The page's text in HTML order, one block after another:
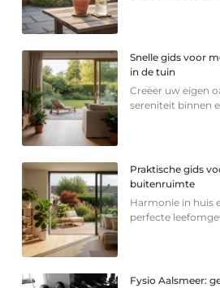
Snelle gids voor
in de tuin
Creëer uw eigen
sereniteit binnen
Praktische gids
buitenruimte
Harmonie in huis
perfecte
Fysio Aalsmeer: